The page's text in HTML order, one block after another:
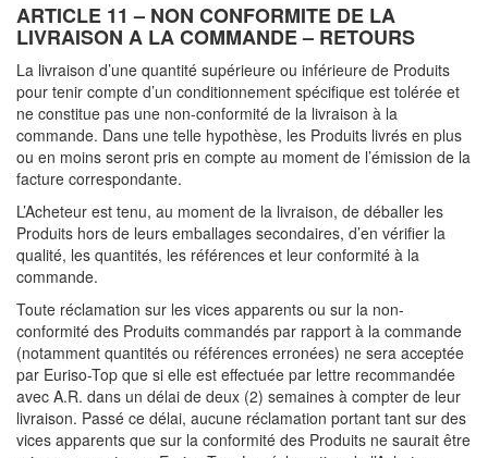
ARTICLE 11 – NON CONFORMITE DE LA
LIVRAISON A LA COMMANDE – RETOURS
La livraison d’une quantité supérieure ou inférieure de Produits
pour tenir compte d’un conditionnement spécifique est tolérée et
ne constitue pas une non-conformité de la livraison à la
commande. Dans une telle hypothèse, les Produits livrés en plus
ou en moins seront pris en compte au moment de l’émission de la
facture correspondante.
L’Acheteur est tenu, au moment de la livraison, de déballer les
Produits hors de leurs emballages secondaires, d’en vérifier la
qualité, les quantités, les références et leur conformité à la
commande.
Toute réclamation sur les vices apparents ou sur la non-
conformité des Produits commandés par rapport à la commande
(notamment quantités ou références erronées) ne sera acceptée
par Euriso-Top que si elle est effectuée par lettre recommandée
avec A.R. dans un délai de deux (2) semaines à compter de leur
livraison. Passé ce délai, aucune réclamation portant tant sur des
vices apparents que sur la conformité des Produits ne saurait être